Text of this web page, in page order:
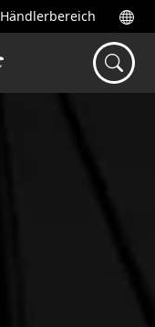
Händlerbereich